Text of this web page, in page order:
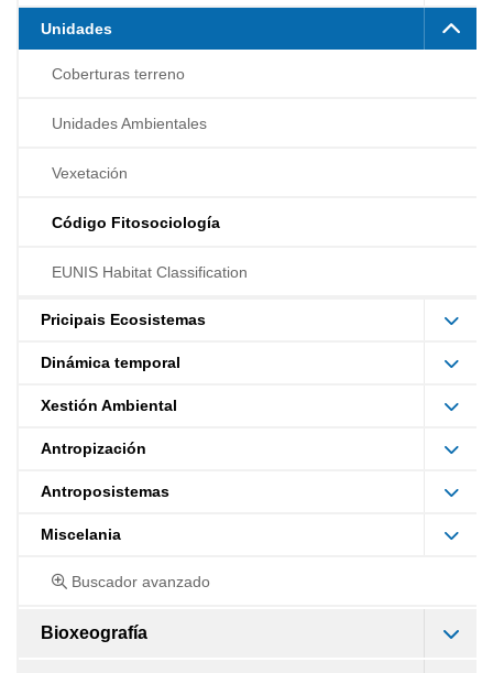
Unidades
Coberturas terreno
Unidades Ambientales
Vexetación
Código Fitosociología
EUNIS Habitat Classification
Pricipais Ecosistemas
Dinámica temporal
Xestión Ambiental
Antropización
Antroposistemas
Miscelania
Buscador avanzado
Bioxeografía